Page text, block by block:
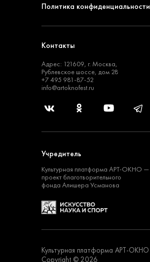
Политика конфиденциальности
Контакты
Адрес: 121609, г. Москва,
Рублевское шоссе, дом 28
+7 495 981-87-52
info@artoknofest.ru
Учредитель
Культурная платформа АРТ-ОКНО —
проект благотворительного
фонда Алишера Усманова
Культурная платформа АРТ-ОКНО
Copyright © 2026